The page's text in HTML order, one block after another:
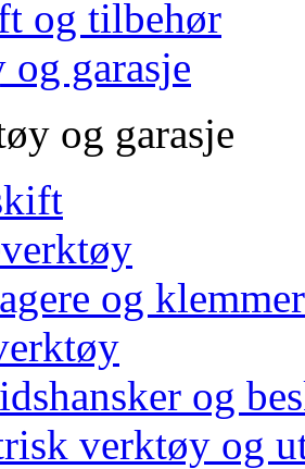
og tilbehør
garasje
og garasje
og klemmer
og
verktøy og